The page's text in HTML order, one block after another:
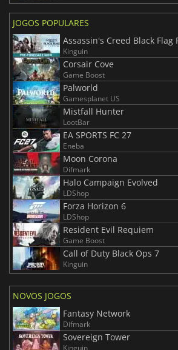
JOGOS POPULARES
Assassin's Creed Black Flag
Kinguin
Corsair Cove
Game Boost
Palworld
Gamesplanet US
Mistfall Hunter
LootBar
EA SPORTS FC 27
Eneba
Moon Corona
Difmark
Halo Campaign Evolved
LDShop
Forza Horizon 6
LDShop
Resident Evil Requiem
Game Boost
Call of Duty Black Ops 7
Kinguin
NOVOS JOGOS
Fantasy Network
Difmark
Sovereign Tower
Kinguin